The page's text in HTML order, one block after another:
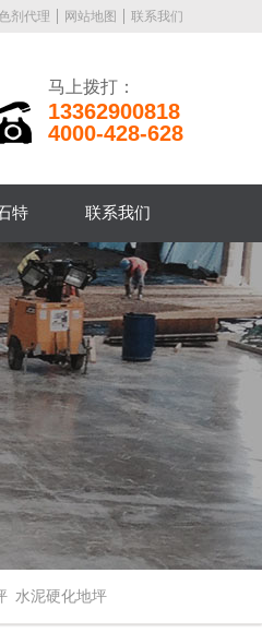
剂代理 网站地图 联系我们
马上拨打：
13362900818
4000-428-628
特 联系我们
水泥硬化地坪